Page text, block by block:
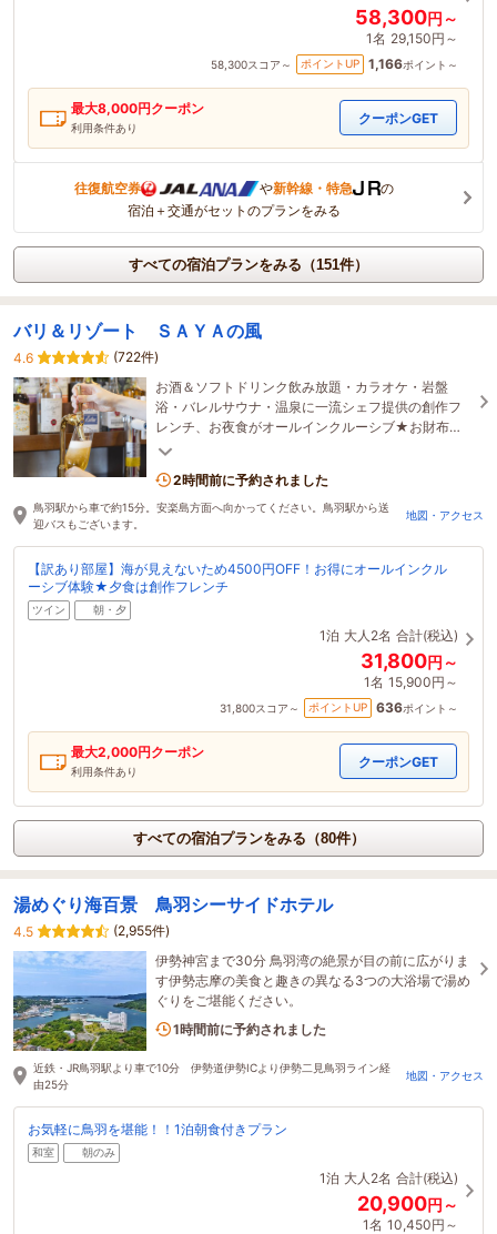
58,300円～
1名 29,150円～
58,300スコア～ ポイントUP 1,166ポイント～
最大8,000円クーポン
利用条件あり
クーポンGET
往復航空券 や新幹線・特急
の
宿泊＋交通がセットのプランをみる
すべての宿泊プランをみる（151件）
バリ＆リゾート ＳＡＹＡの風
4.6
(722件)
お酒＆ソフトドリンク飲み放題・カラオケ・岩盤
浴・バレルサウナ・温泉に一流シェフ提供の創作フ
レンチ、お夜食がオールインクルーシブ★お財布を
気にしない贅沢時間を満喫★鳥羽湾を望むバリ風リ
2時間前に予約されました
鳥羽駅から車で約15分。安楽島方面へ向かってください。鳥羽駅から送
迎バスもございます。
地図・アクセス
【訳あり部屋】海が見えないため4500円OFF！お得にオールインクル
ーシブ体験★夕食は創作フレンチ
ツイン 朝・夕
1泊 大人2名 合計(税込)
31,800円～
1名 15,900円～
31,800スコア～ ポイントUP 636ポイント～
最大2,000円クーポン
利用条件あり
クーポンGET
すべての宿泊プランをみる（80件）
湯めぐり海百景 鳥羽シーサイドホテル
4.5
(2,955件)
伊勢神宮まで30分 鳥羽湾の絶景が目の前に広がりま
す伊勢志摩の美食と趣きの異なる3つの大浴場で湯め
ぐりをご堪能ください。
8名がこの宿を見ています
近鉄・JR鳥羽駅より車で10分 伊勢道伊勢ICより伊勢二見鳥羽ライン経
由25分
地図・アクセス
お気軽に鳥羽を堪能！！1泊朝食付きプラン
和室 朝のみ
1泊 大人2名 合計(税込)
20,900円～
1名 10,450円～